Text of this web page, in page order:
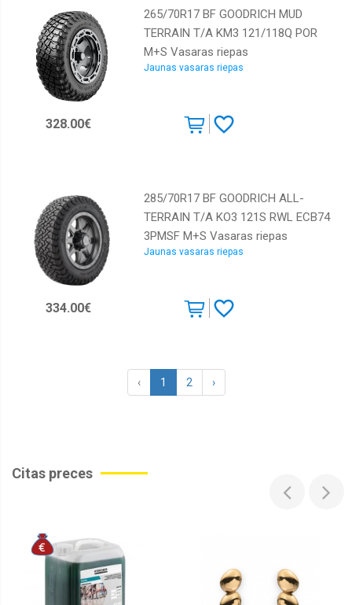
265/70R17 BF GOODRICH MUD
TERRAIN T/A KM3 121/118Q POR
M+S Vasaras riepas
Jaunas vasaras riepas
328.00€
285/70R17 BF GOODRICH ALL-
TERRAIN T/A KO3 121S RWL ECB74
3PMSF M+S Vasaras riepas
Jaunas vasaras riepas
334.00€
‹ 1 2 ›
Citas preces